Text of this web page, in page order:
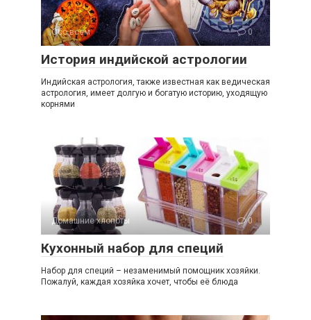
Обо всем 0
История индийской астрологии
Индийская астрология, также известная как ведическая
астрология, имеет долгую и богатую историю, уходящую
корнями
Домашние хлопоты 0
Кухонный набор для специй
Набор для специй – незаменимый помощник хозяйки.
Пожалуй, каждая хозяйка хочет, чтобы её блюда